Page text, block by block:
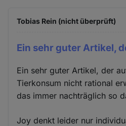
Tobias Rein (nicht überprüft)
Ein sehr guter Artikel,
Ein sehr guter Artikel, der
Tierkonsum nicht rational
das immer nachträglich so
Joy denkt leider nur